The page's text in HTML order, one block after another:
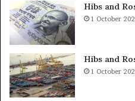
l
r
i
t
a
k
Hibs and
1 October
Hibs and
1 October